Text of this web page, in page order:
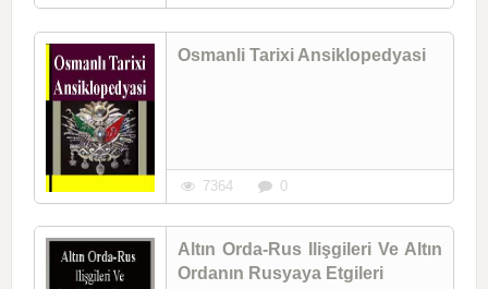
Osmanli Tarixi Ansiklopedyasi
7364 0
Altın Orda-Rus Ilişgileri Ve Altın
Ordanın Rusyaya Etgileri